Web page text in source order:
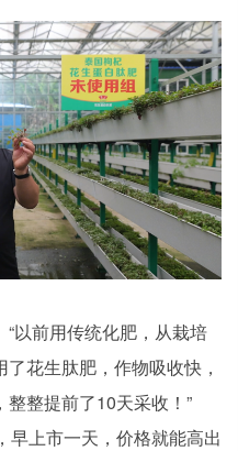
以前用传统化肥，从栽培
花生肽肥，作物吸收快，
整提前了10天采收！”
早上市一天，价格就能高出